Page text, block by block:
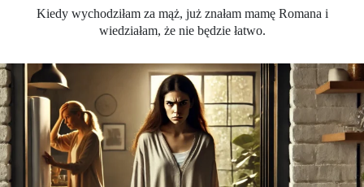
Kiedy wychodziłam za mąż, już znałam mamę Romana i
wiedziałam, że nie będzie łatwo.